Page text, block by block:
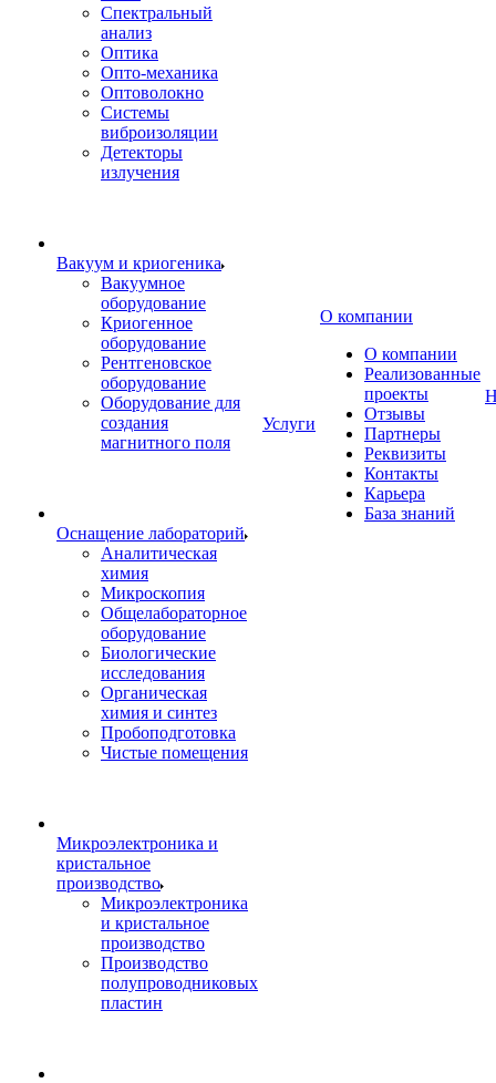
Спектральный
анализ
Оптика
Опто-механика
Оптоволокно
Системы
виброизоляции
Детекторы
излучения
Вакуум и криогеника
Вакуумное
оборудование
Криогенное
оборудование
Рентгеновское
оборудование
Оборудование для
создания
магнитного поля
Оснащение лабораторий
Аналитическая
химия
Микроскопия
Общелабораторное
оборудование
Биологические
исследования
Органическая
химия и синтез
Пробоподготовка
Чистые помещения
Микроэлектроника и
кристальное
производство
Микроэлектроника
и кристальное
производство
Производство
полупроводниковых
пластин
Услуги
О компании
О компании
Реализованные
проекты
Отзывы
Партнеры
Реквизиты
Контакты
Карьера
База знаний